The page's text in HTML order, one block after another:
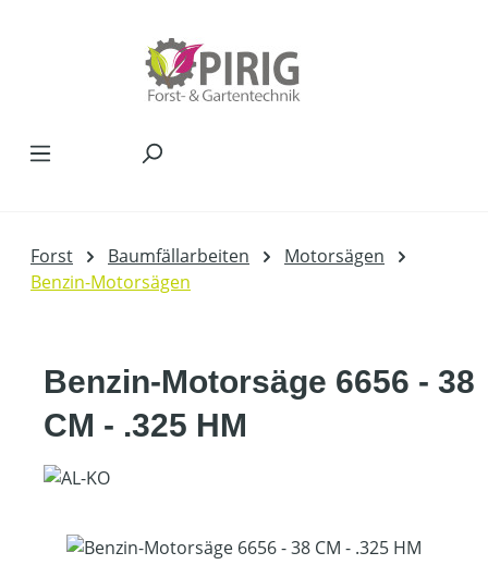
Forst Baumfällarbeiten
Motorsägen
Benzin-Motorsägen
Benzin-Motorsäge 6656 - 38
CM - .325 HM
Bildergalerie überspringen